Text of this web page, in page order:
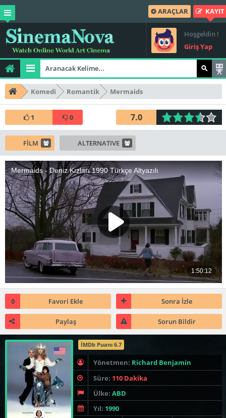
ARAÇLAR KAYIT
Hoşgeldin !
Giriş Yap
Komedi Romantik Mermaids
1 0 7.0
FİLM ALTERNATIVE
0 Favori Ekle Sonra İzle
Paylaş Sorun Bildir
İMDb Puanı 6.7
Yönetmen: Richard Benjamin
Süre: 110 Dakika
Ülke: ABD
Yıl: 1990